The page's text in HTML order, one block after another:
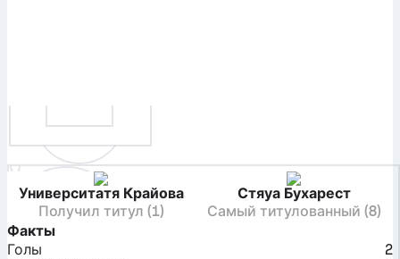
Университатя Крайова
Получил титул (1)
Стяуа Бухарест
Самый титулованный (8)
Факты
Голы
2